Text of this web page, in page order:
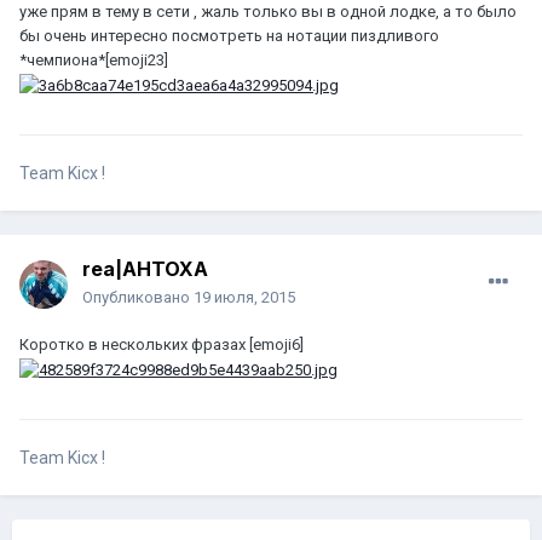
уже прям в тему в сети , жаль только вы в одной лодке, а то было
бы очень интересно посмотреть на нотации пиздливого
*чемпиона*[emoji23]
Team Kicx !
rea|AHTOXA
Опубликовано 19 июля, 2015
Коротко в нескольких фразах [emoji6]
Team Kicx !